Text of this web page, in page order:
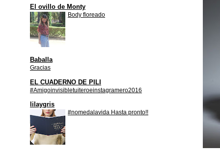
El ovillo de Monty
Body floreado
Baballa
Gracias
EL CUADERNO DE PILI
#Amigoinvisibletuiteroeinstagramero2016
lilaygris
#nomedalavida Hasta pronto!!